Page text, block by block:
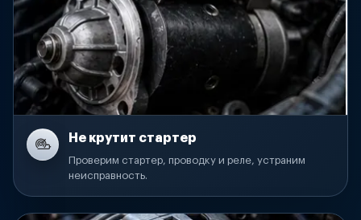
Не крутит стартер
Проверим стартер, проводку и реле, устраним
неисправность.